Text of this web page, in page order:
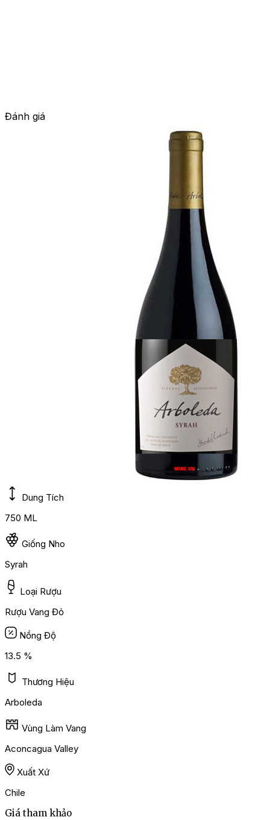
Đánh giá
Dung Tích
750 ML
Giống Nho
Syrah
Loại Rượu
Rượu Vang Đỏ
Nồng Độ
13.5 %
Thương Hiệu
Arboleda
Vùng Làm Vang
Aconcagua Valley
Xuất Xứ
Chile
Giá tham khảo